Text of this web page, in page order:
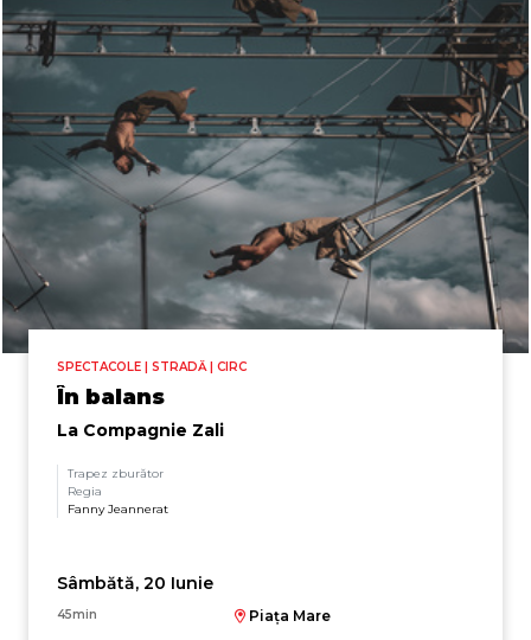
SPECTACOLE | STRADĂ | CIRC
În balans
La Compagnie Zali
Trapez zburător
Regia
Fanny Jeannerat
Sâmbătă, 20 Iunie
45min Piața Mare